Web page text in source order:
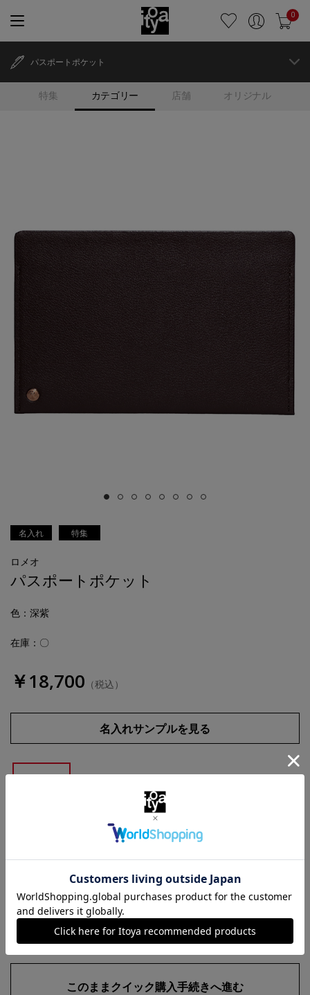
0
特集 カテゴリー 店舗 オリジナル
パスポートポケット
名入れ 特集
ロメオ
パスポートポケット
色 ：深紫
在庫：〇
￥18,700 （税込）
名入れサンプルを見る
白雲石